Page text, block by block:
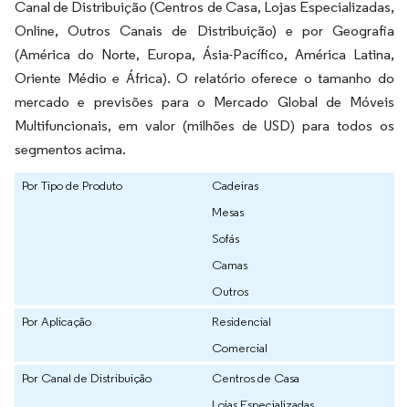
Canal de Distribuição (Centros de Casa, Lojas Especializadas,
Online, Outros Canais de Distribuição) e por Geografia
(América do Norte, Europa, Ásia-Pacífico, América Latina,
Oriente Médio e África). O relatório oferece o tamanho do
mercado e previsões para o Mercado Global de Móveis
Multifuncionais, em valor (milhões de USD) para todos os
segmentos acima.
Por Tipo de Produto
Cadeiras
Mesas
Sofás
Camas
Outros
Por Aplicação
Residencial
Comercial
Por Canal de Distribuição
Centros de Casa